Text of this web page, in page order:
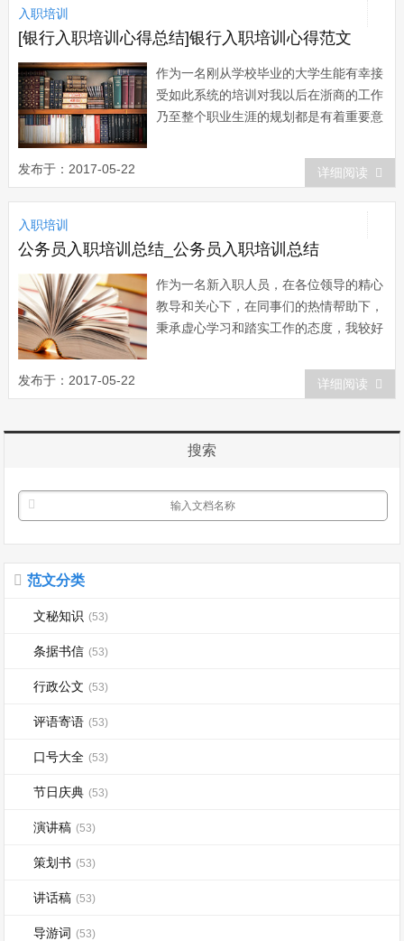
入职培训
[银行入职培训心得总结]银行入职培训心得范文
作为一名刚从学校毕业的大学生能有幸接
受如此系统的培训对我以后在浙商的工作
乃至整个职业生涯的规划都是有着重要意
商银行的企业文化。作为刚入行的员工融
入这样的集体应该积极学习争取早日在自
己的岗位上做出应有的贡献。综合这次培
训，以下几点体会感触最深。 第一部
分的培训...
发布于：2017-05-22 详细阅读
入职培训
公务员入职培训总结_公务员入职培训总结
作为一名新入职人员，在各位领导的精心
教导和关心下，在同事们的热情帮助下，
秉承虚心学习和踏实工作的态度，我较好
这段时间的情况总结如下： 一、思想
方面 认真加强思想政治学习，不断提
央、省和市委、市政府的一系列重大方
针、政策、措...
发布于：2017-05-22 详细阅读
搜索
范文分类
文秘知识 (53)
条据书信 (53)
行政公文 (53)
评语寄语 (53)
口号大全 (53)
节日庆典 (53)
演讲稿 (53)
策划书 (53)
讲话稿 (53)
导游词 (53)